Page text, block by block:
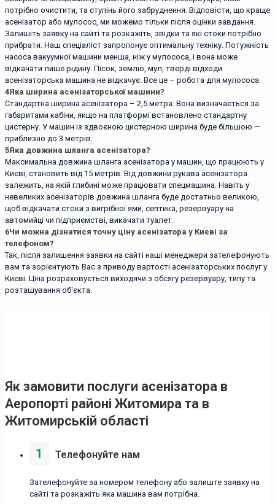
потрібно очистити, та ступінь його забруднення. Відповісти, що краще
асенізатор або мулосос, ми можемо тільки після оцінки завдання.
Залишіть заявку на сайті та розкажіть, звідки та які стоки потрібно
прибрати. Наш спеціаліст запропонує оптимальну техніку. Потужність
насоса вакуумної машини менша, ніж у мулососа, і вона може
відкачати лише рідину. Пісок, землю, мул, тверді відходи
асенізаторська машина не відкачує. Все це – робота для мулососа.
4Яка ширина асенізаторської машини?
Стандартна ширина асенізатора – 2,5 метра. Вона визначається за
габаритами кабіни, якщо на платформі встановлено стандартну
цистерну. У машин із здвоєною цистерною ширина буде більшою —
приблизно до 3 метрів.
5Яка довжина шланга асенізатора?
Максимальна довжина шланга асенізатора у машин, що працюють у
Києві, становить від 15 метрів. Від довжини рукава асенізатора
залежить, на якій глибині може працювати спецмашина. Навіть у
невеликих асенізаторів довжина шланга буде достатньо великою,
щоб відкачати стоки з вигрібної ями, септика, резервуару на
автомийці чи підприємстві, викачати туалет.
6Чи можна дізнатися точну ціну асенізатора у Києві за
телефоном?
Так, після залишення заявки на сайті наші менеджери зателефонують
вам та зорієнтують Вас з приводу вартості асенізаторських послуг у
Києві. Ціна розраховується виходячи з обсягу резервуару, типу та
розташування об'єкта.
Як замовити послуги асенізатора в
Аеропорті районі Житомира та в
Житомирській області
1 Телефонуйте нам
Зателефонуйте за номером телефону або залиште заявку на
сайті та розкажіть яка машина вам потрібна.